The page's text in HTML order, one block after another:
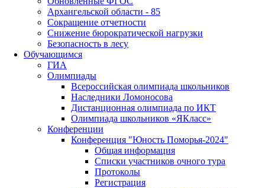
Архангельской области - 85
Сокращение отчетности
Снижение бюрократической нагрузки
Безопасность в лесу
Обучающимся
ГИА
Олимпиады
Всероссийская олимпиада школьников
Наследники Ломоносова
Дистанционная олимпиада по ИКТ
Олимпиада школьников «ЯКласс»
Конференции
Конференция "Юность Поморья-2024"
Общая информация
Списки участников очного тура
Протоколы
Регистрация